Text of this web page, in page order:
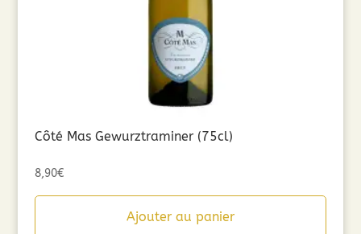
Côté Mas Gewurztraminer (75cl)
8,90€
Ajouter au panier